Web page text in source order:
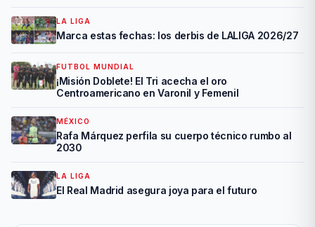
LA LIGA
Marca estas fechas: los derbis de LALIGA 2026/27
FUTBOL MUNDIAL
¡Misión Doblete! El Tri acecha el oro
Centroamericano en Varonil y Femenil
MÉXICO
Rafa Márquez perfila su cuerpo técnico rumbo al
2030
LA LIGA
El Real Madrid asegura joya para el futuro